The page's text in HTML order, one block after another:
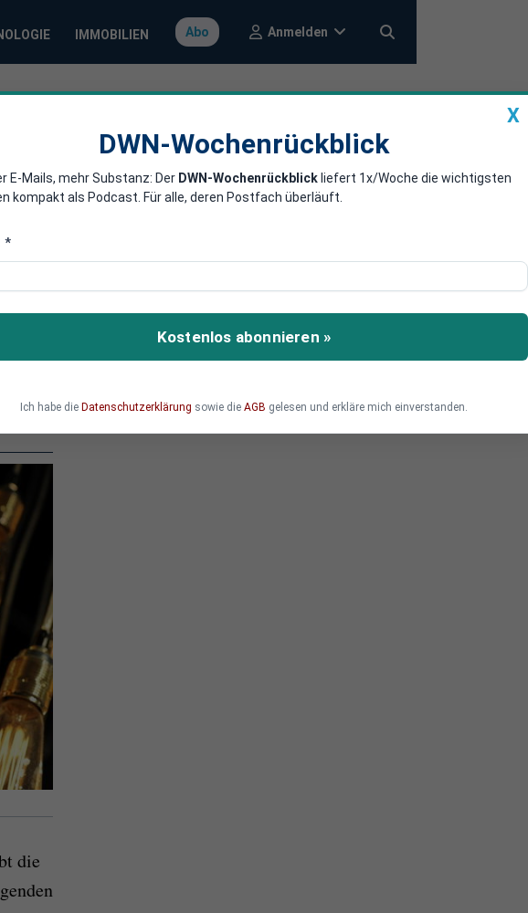
IMMOBILIEN Abo Anmelden
Anstieg in der
und Januar 2021 der stärkste
die
X
DWN-Wochenrückblick
E-Mails, mehr Substanz: Der DWN-Wochenrückblick liefert 1x/Woche die wichtigsten
kompakt als Podcast. Für alle, deren Postfach überläuft.
*
Kostenlos abonnieren »
Ich habe die Datenschutzerklärung sowie die AGB gelesen und erkläre mich einverstanden.